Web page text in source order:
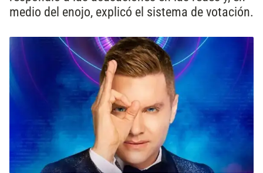
medio del enojo, explicó el sistema de votación.